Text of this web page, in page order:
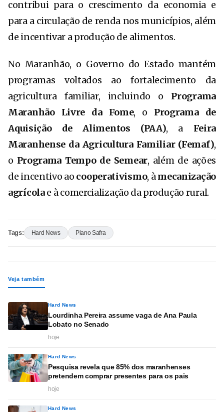
contribui para o crescimento da economia e
para a circulação de renda nos municípios, além
de incentivar a produção de alimentos.
No Maranhão, o Governo do Estado mantém
programas voltados ao fortalecimento da
agricultura familiar, incluindo o Programa
Maranhão Livre da Fome, o Programa de
Aquisição de Alimentos (PAA), a Feira
Maranhense da Agricultura Familiar (Femaf),
o Programa Tempo de Semear, além de ações
de incentivo ao cooperativismo, àmecanização
agrícolae à comercialização da produção rural.
Tags: Hard News Plano Safra
Veja também
Hard News
Lourdinha Pereira assume vaga de Ana Paula
Lobato no Senado
hoje
Hard News
Pesquisa revela que 85% dos maranhenses
pretendem comprar presentes para os pais
hoje
Hard News